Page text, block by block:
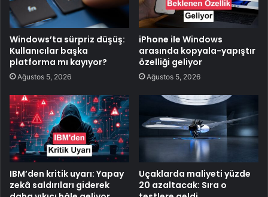
Windows’ta sürpriz düşüş:
Kullanıcılar başka
platforma mı kayıyor?
Ağustos 5, 2026
iPhone ile Windows
arasında kopyala-yapıştır
özelliği geliyor
Ağustos 5, 2026
IBM’den kritik uyarı: Yapay
zekâ saldırıları giderek
Uçaklarda maliyeti yüzde
20 azaltacak: Sıra o